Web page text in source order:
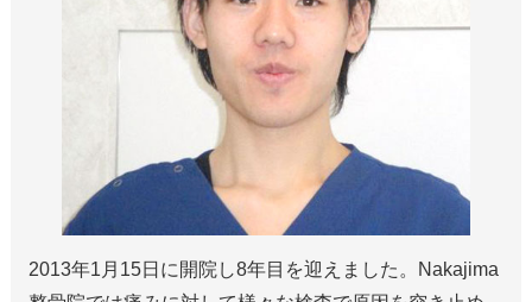
2013年1月15日に開院し8年目を迎えました。Nakajima